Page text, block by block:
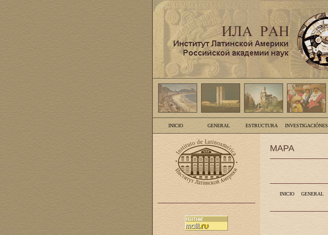
INICIO GENERAL ESTRUCTURA INVESTIGACIÓNES
MAPA
INICIO GENERAL